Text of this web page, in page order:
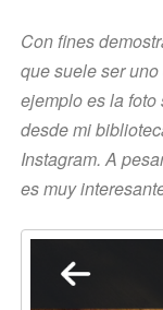
Con fines
que suele ser
ejemplo es la
desde mi
Instagram. A
es muy